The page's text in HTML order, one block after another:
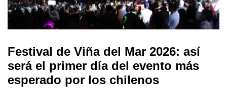
Festival de Viña del Mar 2026: así
será el primer día del evento más
esperado por los chilenos